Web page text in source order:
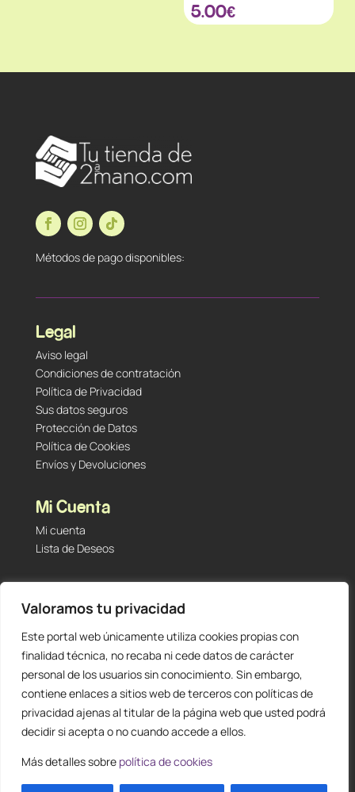
Valoramos tu privacidad
Este portal web únicamente utiliza cookies propias con
finalidad técnica, no recaba ni cede datos de carácter
personal de los usuarios sin conocimiento. Sin embargo,
contiene enlaces a sitios web de terceros con políticas de
privacidad ajenas al titular de la página web que usted podrá
decidir si acepta o no cuando accede a ellos.
Más detalles sobre política de cookies
5.00€
Métodos de pago disponibles:
Legal
Aviso legal
Condiciones de contratación
Política de Privacidad
Sus datos seguros
Protección de Datos
Política de Cookies
Envíos y Devoluciones
Mi Cuenta
Mi cuenta
Lista de Deseos
Tu Tienda de Segunda Mano, Sambara #101 (Madrid,
28027 – España)
912 60 05 55 |+34 601 23 09 14
info@staging.tutiendadesegundamano.com